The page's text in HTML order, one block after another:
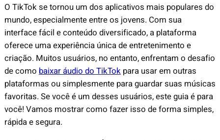
O TikTok se tornou um dos aplicativos mais populares do
mundo, especialmente entre os jovens. Com sua
interface fácil e conteúdo diversificado, a plataforma
oferece uma experiência única de entretenimento e
criação. Muitos usuários, no entanto, enfrentam o desafio
de como baixar áudio do TikTokpara usar em outras
plataformas ou simplesmente para guardar suas músicas
favoritas. Se você é um desses usuários, este guia é para
você! Vamos mostrar como fazer isso de forma simples,
rápida e segura.